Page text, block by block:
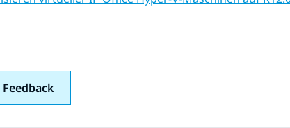
Feedback